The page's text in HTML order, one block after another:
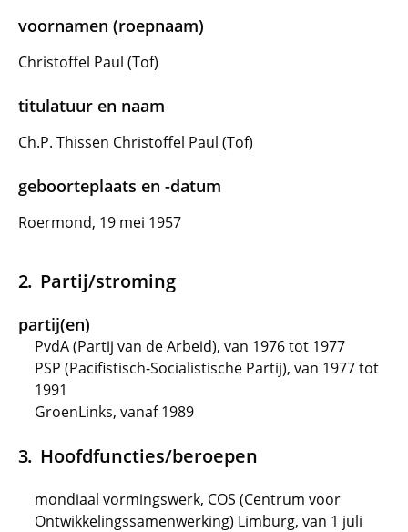
voornamen (roepnaam)
Christoffel Paul (Tof)
titulatuur en naam
Ch.P. Thissen Christoffel Paul (Tof)
geboorteplaats en -datum
Roermond, 19 mei 1957
Partij/stroming
partij(en)
PvdA (Partij van de Arbeid), van 1976 tot 1977
PSP (Pacifistisch-Socialistische Partij), van 1977 tot
1991
GroenLinks, vanaf 1989
Hoofdfuncties/beroepen
mondiaal vormingswerk, COS (Centrum voor
Ontwikkelingssamenwerking) Limburg, van 1 juli